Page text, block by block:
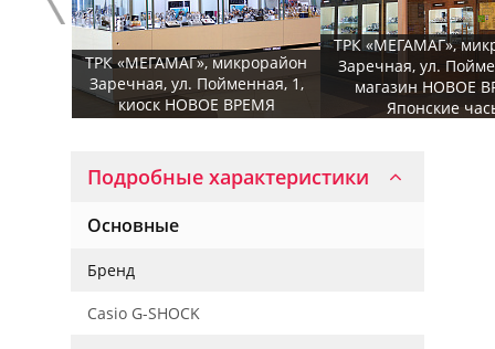
ТРК «МЕГАМАГ», микрорайон
Заречная, ул. Пойменная, 1,
киоск НОВОЕ ВРЕМЯ
ТРК «МЕГАМАГ»,
Заречная, ул.
магазин НОВОЕ
Японские
Подробные характеристики
Основные
Бренд
Casio G-SHOCK